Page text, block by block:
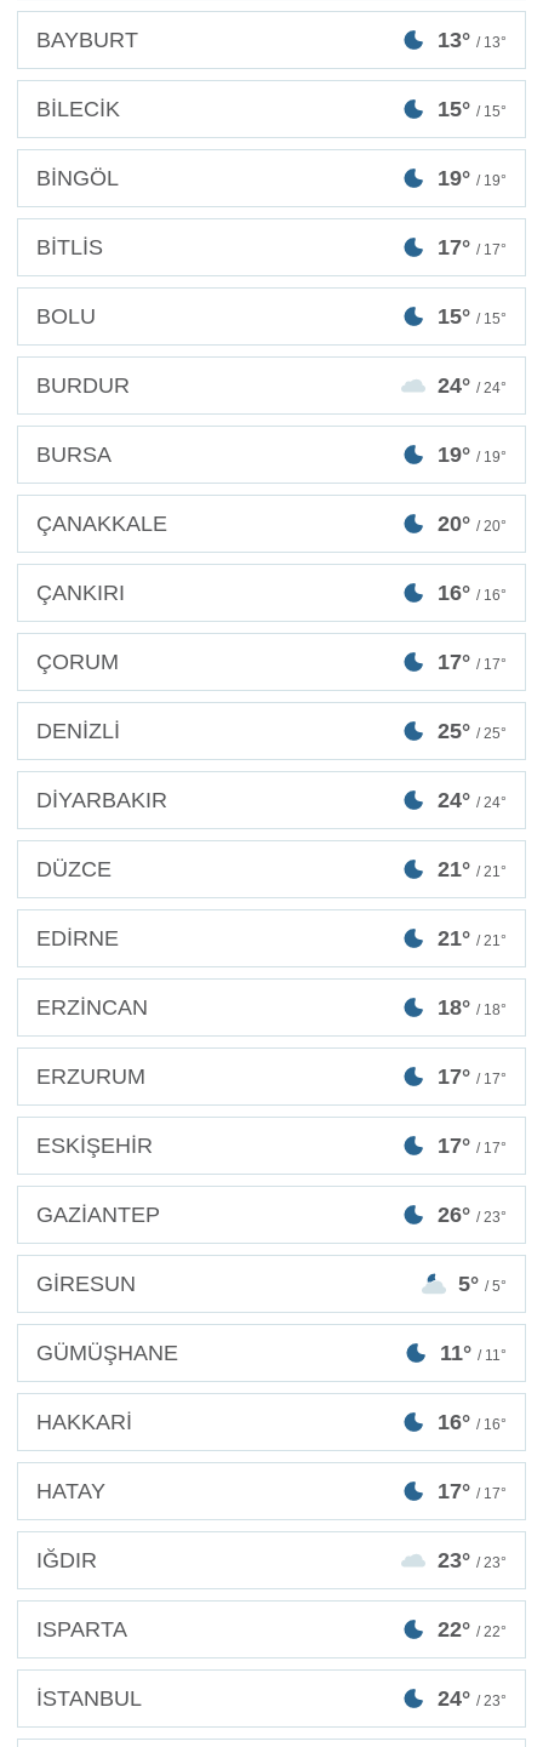
BAYBURT 13° / 13°
BİLECİK 15° / 15°
BİNGÖL 19° / 19°
BİTLİS 17° / 17°
BOLU 15° / 15°
BURDUR 24° / 24°
BURSA 19° / 19°
ÇANAKKALE 20° / 20°
ÇANKIRI 16° / 16°
ÇORUM 17° / 17°
DENİZLİ 25° / 25°
DİYARBAKIR 24° / 24°
DÜZCE 21° / 21°
EDİRNE 21° / 21°
ERZİNCAN 18° / 18°
ERZURUM 17° / 17°
ESKİŞEHİR 17° / 17°
GAZİANTEP 26° / 23°
GİRESUN 5° / 5°
GÜMÜŞHANE 11° / 11°
HAKKARİ 16° / 16°
HATAY 17° / 17°
IĞDIR 23° / 23°
ISPARTA 22° / 22°
İSTANBUL 24° / 23°